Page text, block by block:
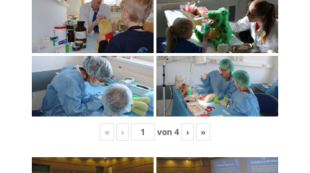
« ‹ von 4 › »